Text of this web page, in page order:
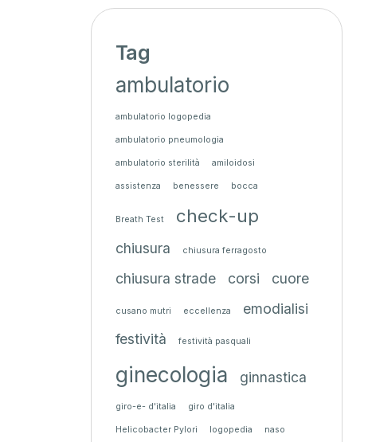
Tag
ambulatorio
ambulatorio logopedia
ambulatorio pneumologia
ambulatorio sterilità amiloidosi
assistenza benessere bocca
Breath Test check-up
chiusura chiusura ferragosto
chiusura strade corsi cuore
cusano mutri eccellenza
emodialisi
festività
festività pasquali
ginecologia ginnastica
giro-e- d'italia giro d'italia
Helicobacter Pylori logopedia naso